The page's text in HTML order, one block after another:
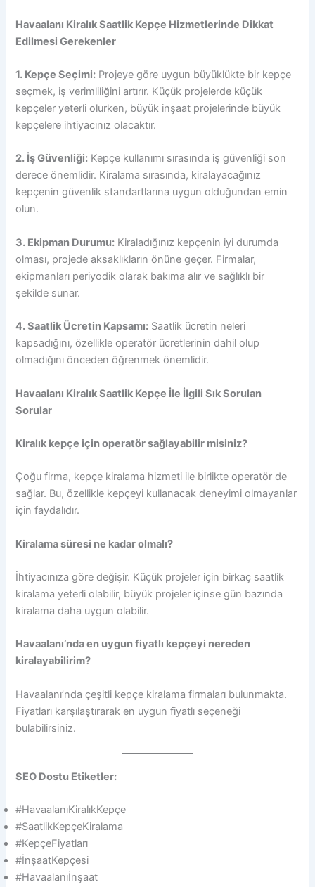
Havaalanı Kiralık Saatlik Kepçe Hizmetlerinde Dikkat
Edilmesi Gerekenler
1. Kepçe Seçimi: Projeye göre uygun büyüklükte bir kepçe
seçmek, iş verimliliğini artırır. Küçük projelerde küçük
kepçeler yeterli olurken, büyük inşaat projelerinde büyük
kepçelere ihtiyacınız olacaktır.
2. İş Güvenliği: Kepçe kullanımı sırasında iş güvenliği son
derece önemlidir. Kiralama sırasında, kiralayacağınız
kepçenin güvenlik standartlarına uygun olduğundan emin
olun.
3. Ekipman Durumu: Kiraladığınız kepçenin iyi durumda
olması, projede aksaklıkların önüne geçer. Firmalar,
ekipmanları periyodik olarak bakıma alır ve sağlıklı bir
şekilde sunar.
4. Saatlik Ücretin Kapsamı: Saatlik ücretin neleri
kapsadığını, özellikle operatör ücretlerinin dahil olup
olmadığını önceden öğrenmek önemlidir.
Havaalanı Kiralık Saatlik Kepçe İle İlgili Sık Sorulan
Sorular
Kiralık kepçe için operatör sağlayabilir misiniz?
Çoğu firma, kepçe kiralama hizmeti ile birlikte operatör de
sağlar. Bu, özellikle kepçeyi kullanacak deneyimi olmayanlar
için faydalıdır.
Kiralama süresi ne kadar olmalı?
İhtiyacınıza göre değişir. Küçük projeler için birkaç saatlik
kiralama yeterli olabilir, büyük projeler içinse gün bazında
kiralama daha uygun olabilir.
Havaalanı’nda en uygun fiyatlı kepçeyi nereden
kiralayabilirim?
Havaalanı’nda çeşitli kepçe kiralama firmaları bulunmakta.
Fiyatları karşılaştırarak en uygun fiyatlı seçeneği
bulabilirsiniz.
SEO Dostu Etiketler:
#HavaalanıKiralıkKepçe
#SaatlikKepçeKiralama
#KepçeFiyatları
#İnşaatKepçesi
#Havaalanıİnşaat